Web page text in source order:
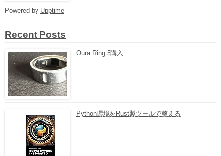
Powered by Upptime
Recent Posts
Oura Ring 5購入
Python環境をRust製ツールで整える